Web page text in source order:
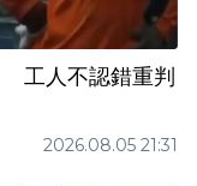
工人不認錯重判
2026.08.05 21:31